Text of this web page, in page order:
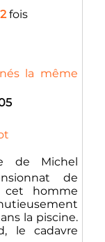
fois
la même
de Michel
de
cet homme
la piscine.
le cadavre